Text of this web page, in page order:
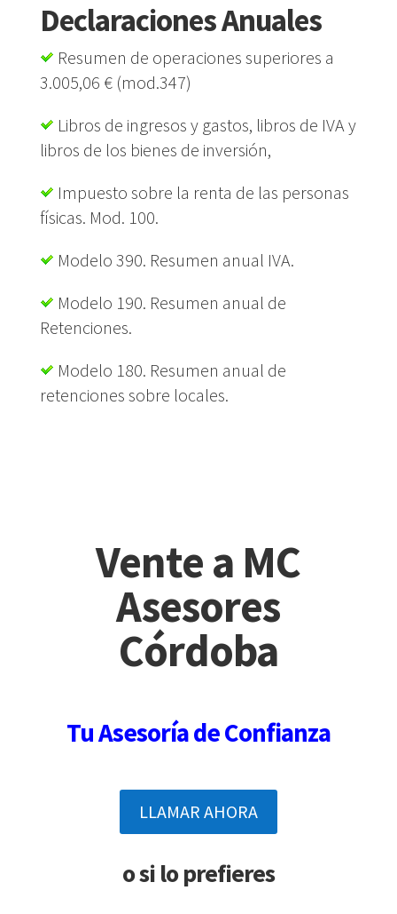
Declaraciones Anuales
Resumen de operaciones superiores a
3.005,06 € (mod.347)
Libros de ingresos y gastos, libros de IVA y
libros de los bienes de inversión,
Impuesto sobre la renta de las personas
físicas. Mod. 100.
Modelo 390. Resumen anual IVA.
Modelo 190. Resumen anual de
Retenciones.
Modelo 180. Resumen anual de
retenciones sobre locales.
Vente a MC
Asesores
Córdoba
Tu Asesoría de Confianza
LLAMAR AHORA
o si lo prefieres